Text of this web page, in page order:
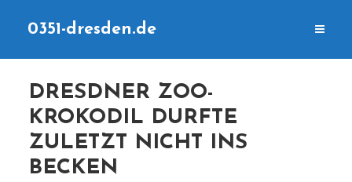
0351-dresden.de
DRESDNER ZOO-
KROKODIL DURFTE
ZULETZT NICHT INS
BECKEN